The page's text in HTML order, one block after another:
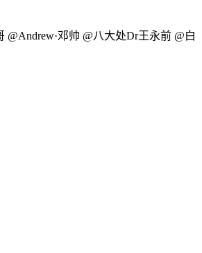
邓帅 @八大处Dr王永前 @白